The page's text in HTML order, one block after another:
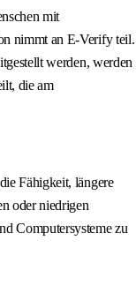
mit
nimmt an E-Verify teil.
werden, werden
die am
Fähigkeit, längere
oder niedrigen
Computersysteme zu